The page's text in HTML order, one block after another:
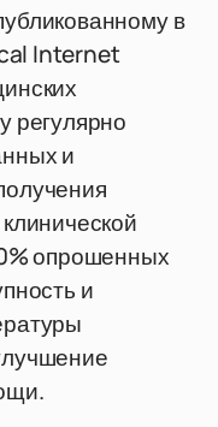
в
Internet
регулярно
и
опрошенных
и